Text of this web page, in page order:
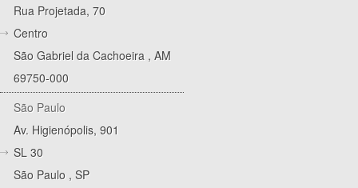
Rua Projetada, 70
Centro
São Gabriel da Cachoeira , AM
69750-000
São Paulo
Av. Higienópolis, 901
SL 30
São Paulo , SP